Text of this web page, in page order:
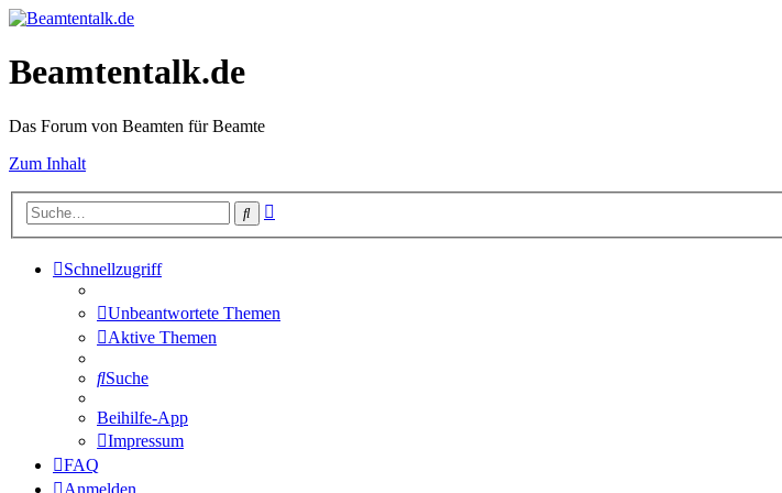
Beamtentalk.de
Das Forum von Beamten für Beamte
Zum Inhalt
Suche
Schnellzugriff
Unbeantwortete Themen
Aktive Themen
Suche
Beihilfe-App
Impressum
FAQ